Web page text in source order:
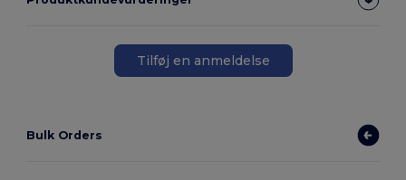
Tilføj en anmeldelse
Bulk Orders